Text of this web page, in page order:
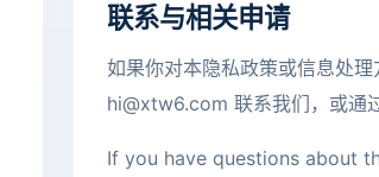
联系与相关申请
如果你对本隐私政策或信息处
hi@xtw6.com 联系我们，或通
If you have questions about